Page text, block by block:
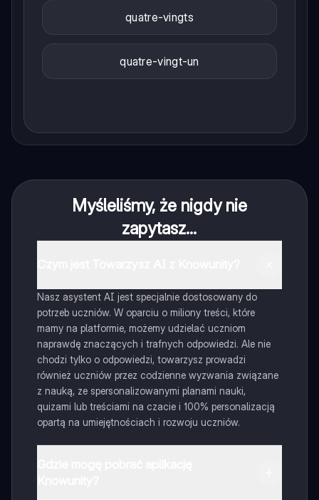
quatre-vingts
quatre-vingt-un
Myśleliśmy, że nigdy nie
zapytasz...
Nasz asystent AI jest specjalnie dostosowany do
potrzeb uczniów. W oparciu o miliony treści, które
mamy na platformie, możemy udzielać uczniom
naprawdę znaczących i trafnych odpowiedzi. Ale nie
chodzi tylko o odpowiedzi, towarzysz prowadzi
również uczniów przez codzienne wyzwania związane
z nauką, ze spersonalizowanymi planami nauki,
quizami lub treściami na czacie i 100% personalizacją
opartą na umiejętnościach i rozwoju uczniów.